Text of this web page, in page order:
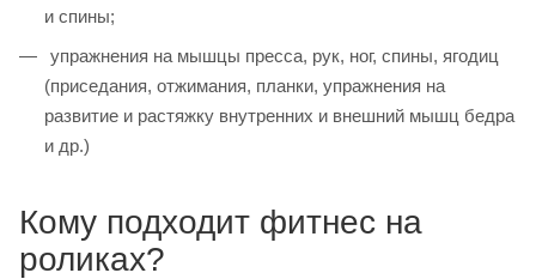
и спины;
упражнения на мышцы пресса, рук, ног, спины, ягодиц
(приседания, отжимания, планки, упражнения на
развитие и растяжку внутренних и внешний мышц бедра
и др.)
Кому подходит фитнес на
роликах?